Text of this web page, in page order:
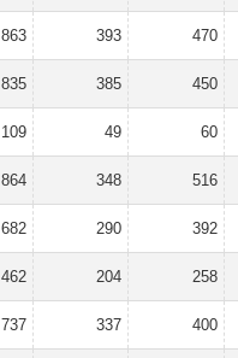
863 393 470
835 385 450
109 49 60
864 348 516
682 290 392
462 204 258
737 337 400